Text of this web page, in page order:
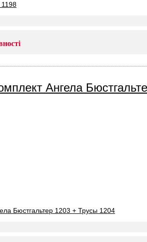
1198
Бюстгальтер 1203 + Трусы 1204